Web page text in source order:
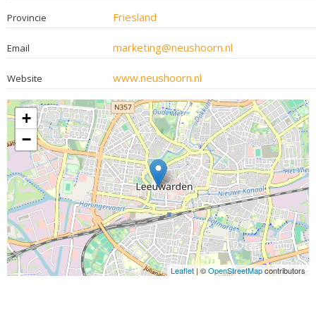
Provincie Friesland
Email marketing@neushoorn.nl
Website www.neushoorn.nl
+
−
Leaflet| ©OpenStreetMapcontributors